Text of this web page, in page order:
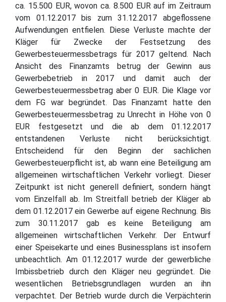
ca. 15.500 EUR, wovon ca. 8.500 EUR auf im Zeitraum
vom 01.12.2017 bis zum 31.12.2017 abgeflossene
Aufwendungen entfielen. Diese Verluste machte der
Kläger für Zwecke der Festsetzung des
Gewerbesteuermessbetrags für 2017 geltend. Nach
Ansicht des Finanzamts betrug der Gewinn aus
Gewerbebetrieb in 2017 und damit auch der
Gewerbesteuermessbetrag aber 0 EUR. Die Klage vor
dem FG war begründet. Das Finanzamt hatte den
Gewerbesteuermessbetrag zu Unrecht in Höhe von 0
EUR festgesetzt und die ab dem 01.12.2017
entstandenen Verluste nicht berücksichtigt.
Entscheidend für den Beginn der sachlichen
Gewerbesteuerpflicht ist, ab wann eine Beteiligung am
allgemeinen wirtschaftlichen Verkehr vorliegt. Dieser
Zeitpunkt ist nicht generell definiert, sondern hängt
vom Einzelfall ab. Im Streitfall betrieb der Kläger ab
dem 01.12.2017 ein Gewerbe auf eigene Rechnung. Bis
zum 30.11.2017 gab es keine Beteiligung am
allgemeinen wirtschaftlichen Verkehr. Der Entwurf
einer Speisekarte und eines Businessplans ist insofern
unbeachtlich. Am 01.12.2017 wurde der gewerbliche
Imbissbetrieb durch den Kläger neu gegründet. Die
wesentlichen Betriebsgrundlagen wurden an ihn
verpachtet. Der Betrieb wurde durch die Verpächterin